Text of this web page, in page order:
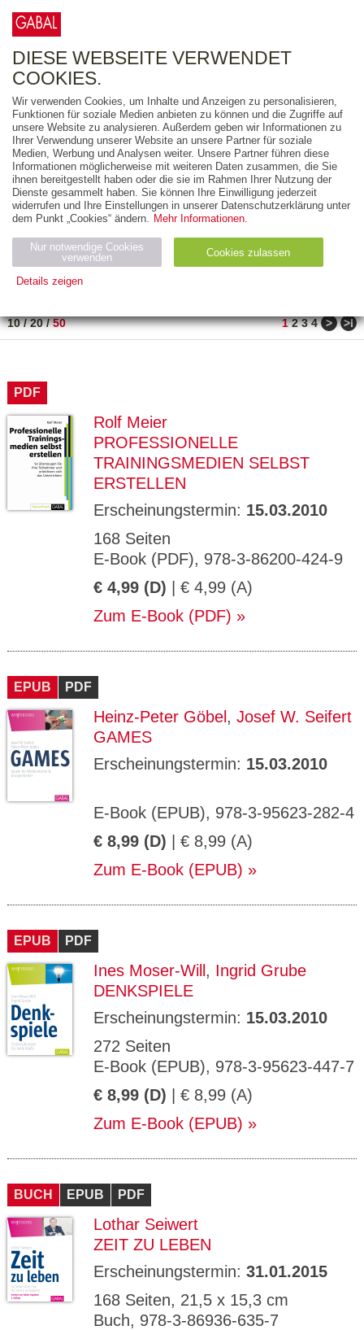
FREITEXT
AUSGABEART
AUS DER REIHE
ZUM THEMA
Neuerscheinung
Bestseller
PREIS
10/20/50 1 2 3 4 > >ǀ
PDF
Rolf Meier
PROFESSIONELLE
TRAININGSMEDIEN SELBST
ERSTELLEN
Erscheinungstermin: 15.03.2010
168 Seiten
E-Book (PDF), 978-3-86200-424-9
€ 4,99 (D) | € 4,99 (A)
Zum E-Book (PDF)
EPUB PDF
Heinz-Peter Göbel , Josef W. Seifert
GAMES
Erscheinungstermin: 15.03.2010
E-Book (EPUB), 978-3-95623-282-4
€ 8,99 (D) | € 8,99 (A)
Zum E-Book (EPUB)
EPUB PDF
Ines Moser-Will , Ingrid Grube
DENKSPIELE
Erscheinungstermin: 15.03.2010
272 Seiten
E-Book (EPUB), 978-3-95623-447-7
€ 8,99 (D) | € 8,99 (A)
Zum E-Book (EPUB)
BUCH EPUB PDF
Lothar Seiwert
ZEIT ZU LEBEN
Erscheinungstermin: 31.01.2015
168 Seiten, 21,5 x 15,3 cm
Buch, 978-3-86936-635-7
DIESE WEBSEITE VERWENDET
COOKIES.
Wir verwenden Cookies, um Inhalte und Anzeigen zu personalisieren,
Funktionen für soziale Medien anbieten zu können und die Zugriffe auf
unsere Website zu analysieren. Außerdem geben wir Informationen zu
Ihrer Verwendung unserer Website an unsere Partner für soziale
Medien, Werbung und Analysen weiter. Unsere Partner führen diese
Informationen möglicherweise mit weiteren Daten zusammen, die Sie
ihnen bereitgestellt haben oder die sie im Rahmen Ihrer Nutzung der
Dienste gesammelt haben. Sie können Ihre Einwilligung jederzeit
widerrufen und Ihre Einstellungen in unserer Datenschutzerklärung unter
dem Punkt „Cookies“ ändern. Mehr Informationen.
Nur notwendige Cookies
verwenden
Cookies zulassen
Details zeigen
Name Zweck
Ty
ESSION
_ID
GV_CO
OKIES
gabal-
Speichert den Zustimmungsstatus des
Domäne.